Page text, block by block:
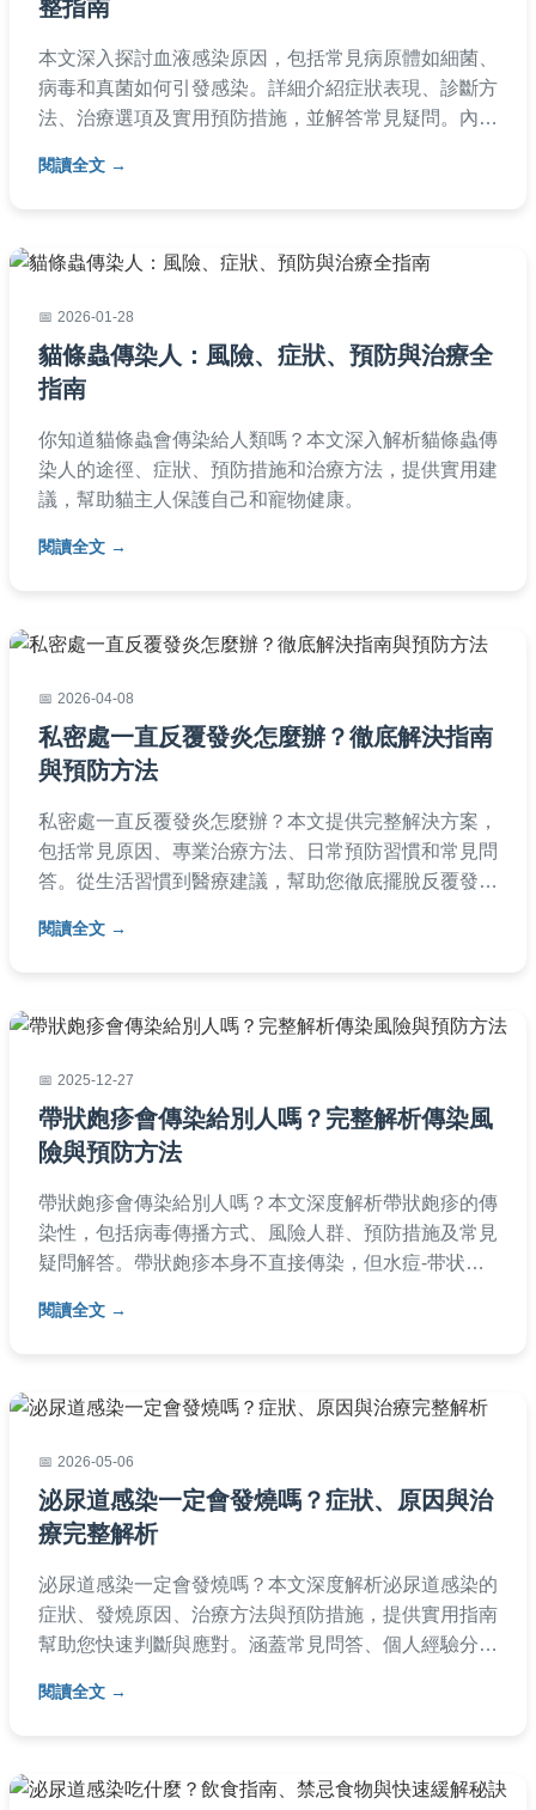
整指南
本文深入探討血液感染原因，包括常見病原體如細菌、
病毒和真菌如何引發感染。詳細介紹症狀表現、診斷方
法、治療選項及實用預防措施，並解答常見疑問。內容
風險。適合一般民眾閱讀，提供實用建議。
閱讀全文
2026-01-28
貓條蟲傳染人：風險、症狀、預防與治療全
指南
你知道貓條蟲會傳染給人類嗎？本文深入解析貓條蟲傳
染人的途徑、症狀、預防措施和治療方法，提供實用建
議，幫助貓主人保護自己和寵物健康。
閱讀全文
2026-04-08
私密處一直反覆發炎怎麼辦？徹底解決指南
與預防方法
私密處一直反覆發炎怎麼辦？本文提供完整解決方案，
包括常見原因、專業治療方法、日常預防習慣和常見問
答。從生活習慣到醫療建議，幫助您徹底擺脫反覆發炎
閱讀全文
2025-12-27
帶狀皰疹會傳染給別人嗎？完整解析傳染風
險與預防方法
帶狀皰疹會傳染給別人嗎？本文深度解析帶狀皰疹的傳
染性，包括病毒傳播方式、風險人群、預防措施及常見
疑問解答。帶狀皰疹本身不直接傳染，但水痘-带状疱
訊幫你保護自己和家人，避免誤解。
閱讀全文
2026-05-06
泌尿道感染一定會發燒嗎？症狀、原因與治
療完整解析
泌尿道感染一定會發燒嗎？本文深度解析泌尿道感染的
症狀、發燒原因、治療方法與預防措施，提供實用指南
幫助您快速判斷與應對。涵蓋常見問答、個人經驗分
閱讀全文